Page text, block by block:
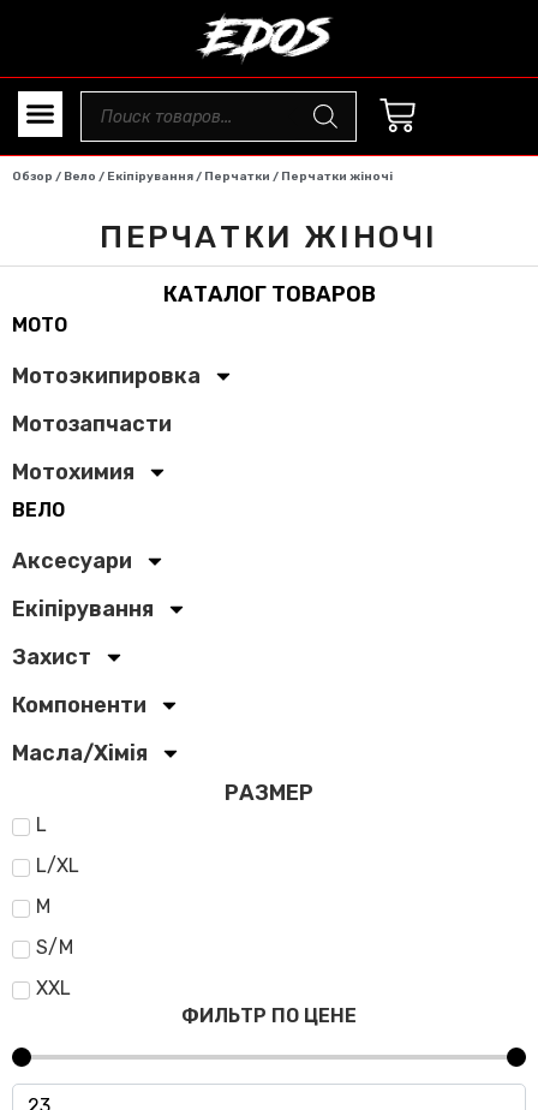
Обзор / Вело / Екіпірування/ Перчатки / Перчатки жіночі
ПЕРЧАТКИ ЖІНОЧІ
КАТАЛОГ ТОВАРОВ
МОТО
Мотоэкипировка
Мотозапчасти
Мотохимия
ВЕЛО
Аксесуари
Екіпірування
Захист
Компоненти
Масла/Хімія
РАЗМЕР
L
L/XL
M
S/M
XXL
ФИЛЬТР ПО ЦЕНЕ